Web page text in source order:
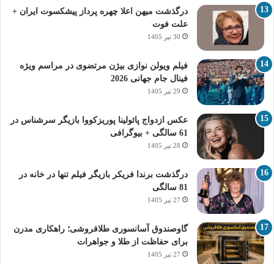
درگذشت میهن اعلا چهره پرداز پیشکسوت ایران +
علت فوت
30 تیر 1405
فیلم ویولن نوازی بیژن مرتضوی در مراسم ویژه
فینال جام جهانی 2026
29 تیر 1405
عکس ازدواج پائولینا پوریزکووا بازیگر سرشناس در
61 سالگی + بیوگرافی
28 تیر 1405
درگذشت برندا فریکر بازیگر فیلم تنها در خانه در
81 سالگی
27 تیر 1405
گاوصندوق آسانسوری طلافروشی؛ راهکاری مدرن
برای حفاظت از طلا و جواهرات
27 تیر 1405